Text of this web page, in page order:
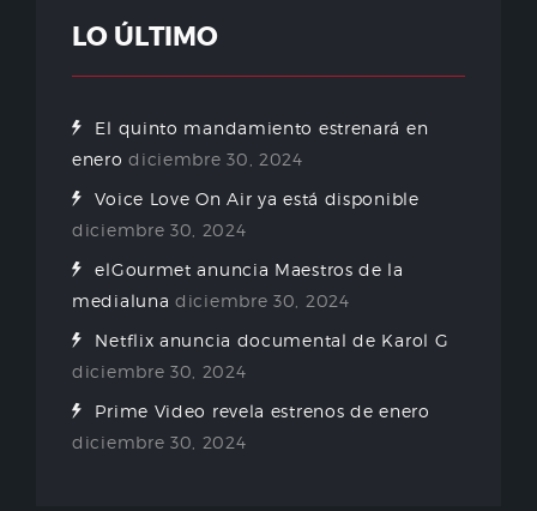
LO ÚLTIMO
El quinto mandamiento estrenará en
enero diciembre 30, 2024
Voice Love On Air ya está disponible
diciembre 30, 2024
elGourmet anuncia Maestros de la
medialuna diciembre 30, 2024
Netflix anuncia documental de Karol G
diciembre 30, 2024
Prime Video revela estrenos de enero
diciembre 30, 2024